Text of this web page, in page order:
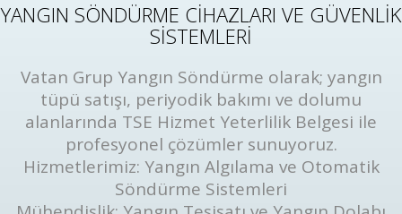
YANGIN SÖNDÜRME CİHAZLARI VE GÜVENLİK
SİSTEMLERİ
Vatan Grup Yangın Söndürme olarak; yangın
tüpü satışı, periyodik bakımı ve dolumu
alanlarında TSE Hizmet Yeterlilik Belgesi ile
profesyonel çözümler sunuyoruz.
Hizmetlerimiz: Yangın Algılama ve Otomatik
Söndürme Sistemleri